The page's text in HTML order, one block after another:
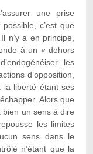
une prise
c’est que
n’y a en principe,
à un « dehors
les
d’opposition,
la liberté étant ses
Alors que
un sens à dire
les limites
sens dans le
n’étant que la